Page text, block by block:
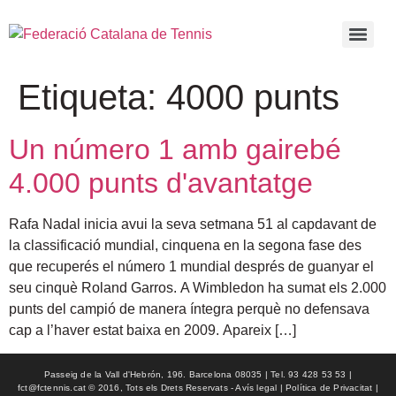
Etiqueta: 4000 punts
Un número 1 amb gairebé
4.000 punts d'avantatge
Rafa Nadal inicia avui la seva setmana 51 al capdavant de
la classificació mundial, cinquena en la segona fase des
que recuperés el número 1 mundial després de guanyar el
seu cinquè Roland Garros. A Wimbledon ha sumat els 2.000
punts del campió de manera íntegra perquè no defensava
cap a l’haver estat baixa en 2009. Apareix […]
Passeig de la Vall d'Hebrón, 196. Barcelona 08035 | Tel. 93 428 53 53 |
fct@fctennis.cat © 2016, Tots els Drets Reservats - Avís legal | Política de Privacitat |